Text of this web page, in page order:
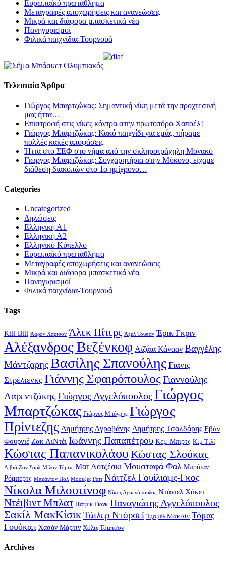
Ευρωπαϊκό πρωτάθλημα
Μεταγραφές αποχωρήσεις και ανανεώσεις
Μικρά και διάφορα μπασκετικά νέα
Πανηγυρισμοί
Φιλικά παιχνίδια-Τουρνουά
Τελευταία Άρθρα
Γιώργος Μπαρτζώκας: Σημαντική νίκη μετά την προχτεσινή
μας ήττα…
Επιστροφή στις νίκες κόντρα στην πρωτοπόρο Χαποέλ!
Γιώργος Μπαρτζώκας: Κακό παιχνίδι για εμάς, πήραμε
πολλές κακές αποφάσεις
Ήττα στο ΣΕΦ στο νήμα από την σκληροτράχηλη Μονακό
Γιώργος Μπαρτζώκας: Συγχαρητήρια στην Μύκονο, είχαμε
διάθεση διακοπών στο 1ο ημίχρονο…
Categories
Uncategorized
Δηλώσεις
Ελληνική Α1
Ελληνική Α2
Ελληνικό Κύπελλο
Ευρωπαϊκό πρωτάθλημα
Μεταγραφές αποχωρήσεις και ανανεώσεις
Μικρά και διάφορα μπασκετικά νέα
Πανηγυρισμοί
Φιλικά παιχνίδια-Τουρνουά
Tags
Kill-Bill Άαρον Χάρισον Άλεκ Πίτερς Άξελ Τουπάν Έρικ Γκριν
Αλέξανδρος Βεζένκοφ Αϊζάια Κάνααν Βαγγέλης
Μάντζαρης Βασίλης Σπανούλης Γιάνις
Στρέλιενκς Γιάννης ΣφαιρόπουλοςΓιαννούλης
Λαρεντζάκης Γιώργος ΑγγελόπουλοςΓιώργος
Μπαρτζώκας Γιώργος Μπόγρης Γιώργος
Πρίντεζης Δημήτρης Αγραβάνης Δημήτρης Τσαλδάρης Εβάν
Φουρνιέ Ζακ ΛιΝτέι Ιωάννης Παπαπέτρου Κεμ Μπιρτς Κιμ Τιλί
Κώστας Παπανικολάου Κώστας Σλούκας
Λιβιό Ζαν Σαρλ Μίλαν Τόμιτς Ματ Λοτζέσκι Μουσταφά Φαλ Μπράιαν
Ρόμπερτς Μπράντον Πολ Μόουζες Ράιτ Νάιτζελ Γουίλιαμς-Γκος
Νίκολα Μιλουτίνοφ Νίκος Αρσενόπουλος Ντάνιελ Χάκετ
Ντέιβιντ Μπλατ Πάτρικ Γιανκ Παναγιώτης Αγγελόπουλος
Σακίλ ΜακΚίσικ Τάιλερ Ντόρσεϊ Τζαμέλ ΜακΛίν Τόμας
Γουόκαπ Χασάν Μάρτιν Χόλις Τόμπσον
Archives